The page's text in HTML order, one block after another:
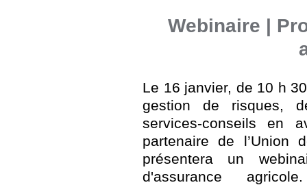
Webinaire |
Le 16 janvier, de 10 h
gestion de risques,
services-conseils en
partenaire de l’Union
présentera un
d'assurance